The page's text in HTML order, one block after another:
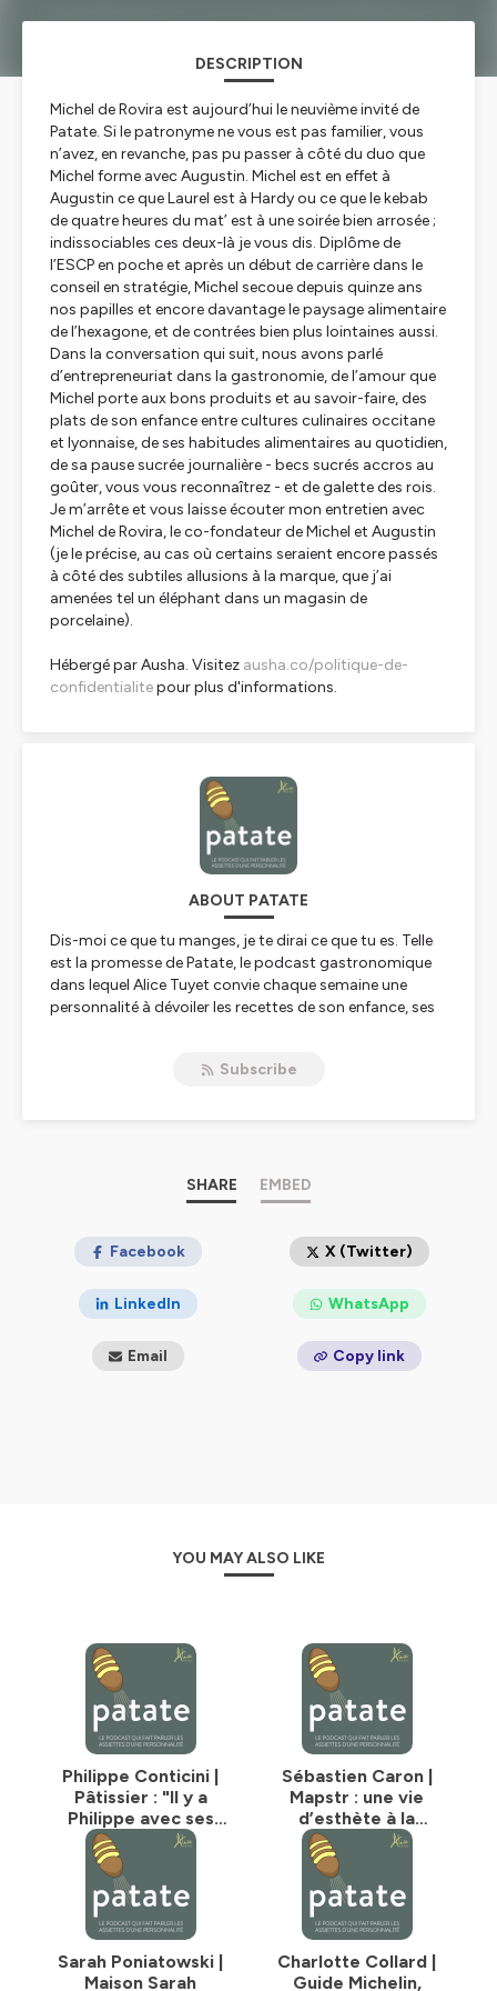
DESCRIPTION
Michel de Rovira est aujourd’hui le neuvième invité de
Patate. Si le patronyme ne vous est pas familier, vous
n’avez, en revanche, pas pu passer à côté du duo que
Michel forme avec Augustin. Michel est en effet à
Augustin ce que Laurel est à Hardy ou ce que le kebab
de quatre heures du mat’ est à une soirée bien arrosée ;
indissociables ces deux-là je vous dis. Diplôme de
l’ESCP en poche et après un début de carrière dans le
conseil en stratégie, Michel secoue depuis quinze ans
nos papilles et encore davantage le paysage alimentaire
de l’hexagone, et de contrées bien plus lointaines aussi.
Dans la conversation qui suit, nous avons parlé
d’entrepreneuriat dans la gastronomie, de l’amour que
Michel porte aux bons produits et au savoir-faire, des
plats de son enfance entre cultures culinaires occitane
et lyonnaise, de ses habitudes alimentaires au quotidien,
de sa pause sucrée journalière - becs sucrés accros au
goûter, vous vous reconnaîtrez - et de galette des rois.
Je m’arrête et vous laisse écouter mon entretien avec
Michel de Rovira, le co-fondateur de Michel et Augustin
(je le précise, au cas où certains seraient encore passés
à côté des subtiles allusions à la marque, que j’ai
amenées tel un éléphant dans un magasin de
porcelaine).
Hébergé par Ausha. Visitez ausha.co/politique-de-
confidentialitepour plus d'informations.
ABOUT PATATE
Dis-moi ce que tu manges, je te dirai ce que tu es. Telle
est la promesse de Patate, le podcast gastronomique
dans lequel Alice Tuyet convie chaque semaine une
personnalité à dévoiler les recettes de son enfance, ses
plats en sauce et de grands crus, comment la nourriture
largement les rebords d’une assiette.
confidentialitepour plus d'informations.
Subscribe
SHARE EMBED
Facebook X (Twitter)
LinkedIn WhatsApp
Email Copy link
YOU MAY ALSO LIKE
Philippe Conticini |
Pâtissier : "Il y a
Philippe avec ses
problèmes avec
l'alimentation et il y
a Philippe qui
s'exprime par la
pâtisserie"
Sébastien Caron |
Mapstr : une vie
d’esthète à la
recherche du beau
et du bon
Sarah Poniatowski |
Maison Sarah
Charlotte Collard |
Guide Michelin,